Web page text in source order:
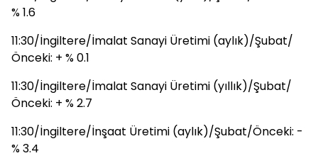
% 1.6
11:30/İngiltere/İmalat Sanayi Üretimi (aylık)/Şubat/
Önceki: + % 0.1
11:30/İngiltere/İmalat Sanayi Üretimi (yıllık)/Şubat/
Önceki: + % 2.7
11:30/İngiltere/İnşaat Üretimi (aylık)/Şubat/Önceki: -
% 3.4